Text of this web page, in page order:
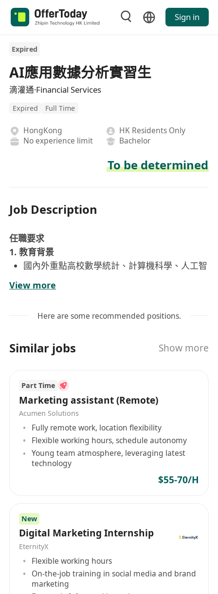
Sign in
Expired
AI應用數據分析實習生
滴灌通·Financial Services
Expired Full Time
HongKong
HK Residents Only
No experience limit
Bachelor
To be determined
Job Description
任職要求
1. 教育背景
國內外重點高校數學統計、計算機科學、人工智
對數學、演算法有濃厚興趣與扎實基礎。
基礎扎實：熟悉 Python 程式設計，具備良好的
機器學習 / 強化學習基礎
：了解機器學習、深度
數學建模能力
能力，能理解並應用常見的數學模型，如機率
圖、迴歸、最佳化、博弈論等。
框架／工具：對主流 AI 框架（如 PyTorch、
TensorFlow）或智能體框架（如 LangChain）
有接觸或學習經驗者優先。
：具備優秀的系統性思維與抽象能力，
學習驅動力強
強烈的自我驅動學習能力與解決問題意識。
溝通協作：具備良好的溝通能力與團隊協作精
神，能清晰表達技術觀點。
踏實負責：注重細節、責任心強，能適應創業公
司的快節奏工作。
View more
Here are some recommended positions.
Similar jobs Show more
Part Time
Marketing assistant (Remote)
Acumen Solutions
Fully remote work, location flexibility
Flexible working hours, schedule autonomy
Young team atmosphere, leveraging latest
technology
$55-70/H
New
Digital Marketing Internship
EternityX
Flexible working hours
On-the-job training in social media and brand
marketing